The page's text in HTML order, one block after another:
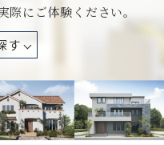
にご体験ください。
す